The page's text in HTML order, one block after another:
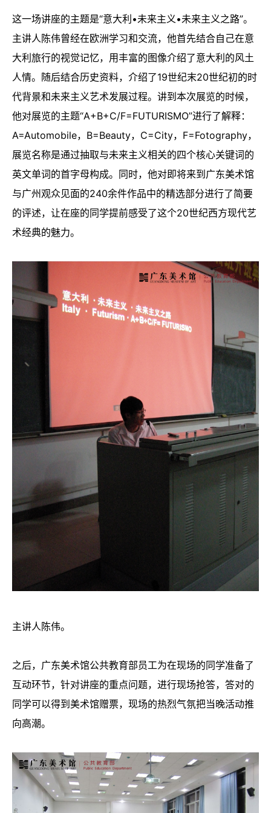
这一场讲座的主题是“意大利•未来主义•未来主义之路”。
主讲人陈伟曾经在欧洲学习和交流，他首先结合自己在意
大利旅行的视觉记忆，用丰富的图像介绍了意大利的风土
人情。随后结合历史资料，介绍了19世纪末20世纪初的时
代背景和未来主义艺术发展过程。讲到本次展览的时候，
他对展览的主题“A+B+C/F=FUTURISMO”进行了解释：
A=Automobile，B=Beauty，C=City，F=Fotography，
展览名称是通过抽取与未来主义相关的四个核心关键词的
英文单词的首字母构成。同时，他对即将来到广东美术馆
与广州观众见面的240余件作品中的精选部分进行了简要
的评述，让在座的同学提前感受了这个20世纪西方现代艺
术经典的魅力。
主讲人陈伟。
之后，广东美术馆公共教育部员工为在现场的同学准备了
互动环节，针对讲座的重点问题，进行现场抢答，答对的
同学可以得到美术馆赠票，现场的热烈气氛把当晚活动推
向高潮。